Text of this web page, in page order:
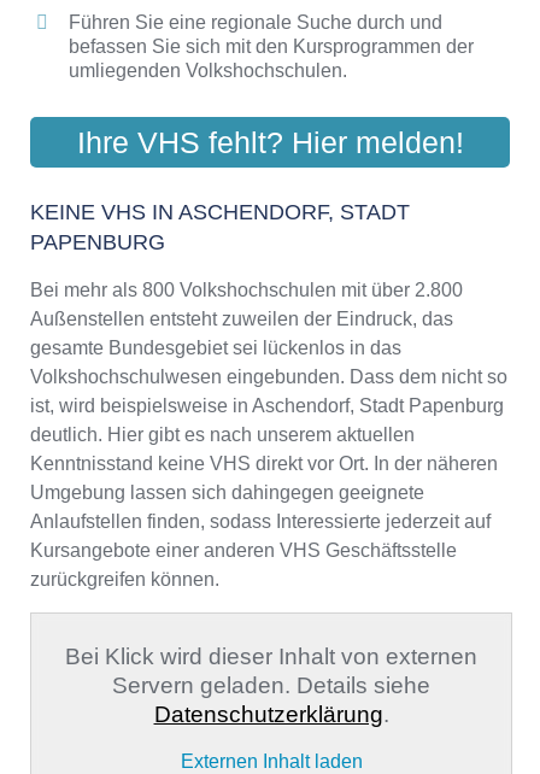
Führen Sie eine regionale Suche durch und
befassen Sie sich mit den Kursprogrammen der
umliegenden Volkshochschulen.
Ihre VHS fehlt? Hier melden!
KEINE VHS IN ASCHENDORF, STADT
PAPENBURG
Bei mehr als 800 Volkshochschulen mit über 2.800
Außenstellen entsteht zuweilen der Eindruck, das
gesamte Bundesgebiet sei lückenlos in das
Volkshochschulwesen eingebunden. Dass dem nicht so
ist, wird beispielsweise in Aschendorf, Stadt Papenburg
deutlich. Hier gibt es nach unserem aktuellen
Kenntnisstand keine VHS direkt vor Ort. In der näheren
Umgebung lassen sich dahingegen geeignete
Anlaufstellen finden, sodass Interessierte jederzeit auf
Kursangebote einer anderen VHS Geschäftsstelle
zurückgreifen können.
Bei Klick wird dieser Inhalt von externen
Servern geladen. Details siehe
Datenschutzerklärung.
Externen Inhalt laden